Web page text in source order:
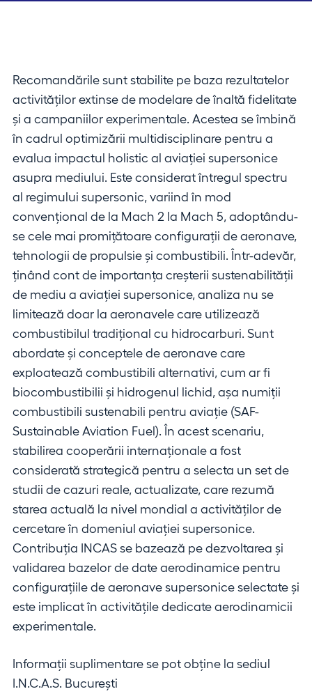
Recomandările sunt stabilite pe baza rezultatelor
activităților extinse de modelare de înaltă fidelitate
și a campaniilor experimentale. Acestea se îmbină
în cadrul optimizării multidisciplinare pentru a
evalua impactul holistic al aviației supersonice
asupra mediului. Este considerat întregul spectru
al regimului supersonic, variind în mod
convențional de la Mach 2 la Mach 5, adoptându-
se cele mai promițătoare configurații de aeronave,
tehnologii de propulsie și combustibili. Într-adevăr,
ținând cont de importanța creșterii sustenabilității
de mediu a aviației supersonice, analiza nu se
limitează doar la aeronavele care utilizează
combustibilul tradițional cu hidrocarburi. Sunt
abordate și conceptele de aeronave care
exploatează combustibili alternativi, cum ar fi
biocombustibilii și hidrogenul lichid, așa numiții
combustibili sustenabili pentru aviație (SAF-
Sustainable Aviation Fuel). În acest scenariu,
stabilirea cooperării internaționale a fost
considerată strategică pentru a selecta un set de
studii de cazuri reale, actualizate, care rezumă
starea actuală la nivel mondial a activităților de
cercetare în domeniul aviației supersonice.
Contribuția INCAS se bazează pe dezvoltarea și
validarea bazelor de date aerodinamice pentru
configurațiile de aeronave supersonice selectate și
este implicat în activitățile dedicate aerodinamicii
experimentale.
Informații suplimentare se pot obține la sediul
I.N.C.A.S. Bucureşti